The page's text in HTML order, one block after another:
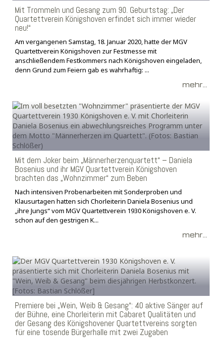
Mit Trommeln und Gesang zum 90. Geburtstag: „Der
Quartettverein Königshoven erfindet sich immer wieder
neu!“
Am vergangenen Samstag, 18. Januar 2020, hatte der MGV
Quartettverein Königshoven zur Festmesse mit
anschließendem Festkommers nach Königshoven eingeladen,
denn Grund zum Feiern gab es wahrhaftig: ...
mehr...
Mit dem Joker beim „Männerherzenquartett“ – Daniela
Bosenius und ihr MGV Quartettverein Königshoven
brachten das „Wohnzimmer“ zum Beben
Nach intensiven Probenarbeiten mit Sonderproben und
Klausurtagen hatten sich Chorleiterin Daniela Bosenius und
„ihre Jungs“ vom MGV Quartettverein 1930 Königshoven e. V.
schon auf den gestrigen K...
mehr...
Premiere bei „Wein, Weib & Gesang“: 40 aktive Sänger auf
der Bühne, eine Chorleiterin mit Cabaret Qualitäten und
der Gesang des Königshovener Quartettvereins sorgten
für eine tosende Bürgerhalle mit zwei Zugaben